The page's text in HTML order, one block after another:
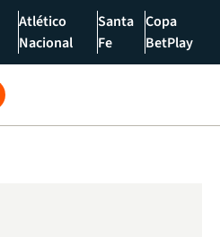
Atlético
Nacional
Santa
Fe
Copa
BetPlay